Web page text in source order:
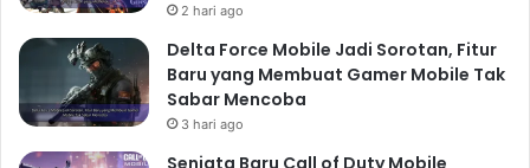
2 hari ago
Delta Force Mobile Jadi Sorotan, Fitur
Baru yang Membuat Gamer Mobile Tak
Sabar Mencoba
3 hari ago
Senjata Baru Call of Duty Mobile